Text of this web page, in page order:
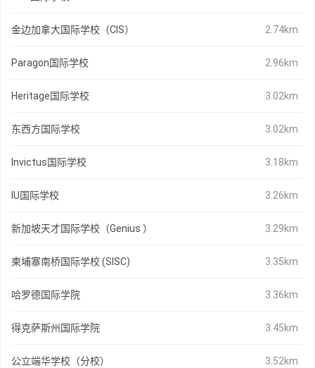
金边加拿大国际学校（CIS） 2.74km
Paragon国际学校 2.96km
Heritage国际学校 3.02km
东西方国际学校 3.02km
Invictus国际学校 3.18km
IU国际学校 3.26km
新加坡天才国际学校（Genius ） 3.29km
柬埔寨南桥国际学校 (SISC) 3.35km
哈罗德国际学院 3.36km
得克萨斯州国际学院 3.45km
公立端华学校（分校） 3.52km